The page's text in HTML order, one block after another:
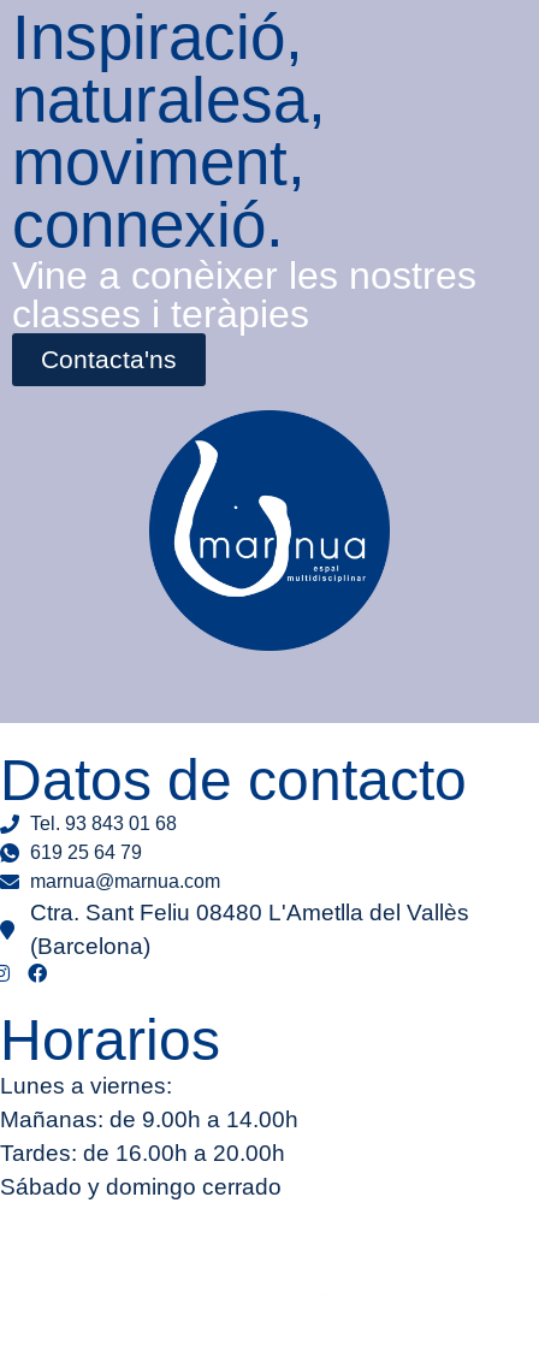
Inspiració,
naturalesa,
moviment,
connexió.
Vine a conèixer les nostres
classes i teràpies
Contacta'ns
Datos de contacto
Tel. 93 843 01 68
619 25 64 79
marnua@marnua.com
Ctra. Sant Feliu 08480 L'Ametlla del Vallès
(Barcelona)
Horarios
Lunes a viernes:
Mañanas: de 9.00h a 14.00h
Tardes: de 16.00h a 20.00h
Sábado y domingo cerrado